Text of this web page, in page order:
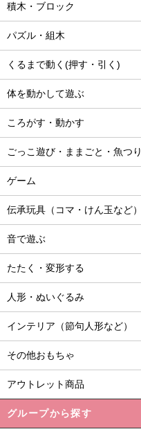
積木・ブロック
パズル・組木
くるまで動く(押す・引く)
体を動かして遊ぶ
ころがす・動かす
ごっこ遊び・ままごと・魚つり
ゲーム
伝承玩具（コマ・けん玉など）
音で遊ぶ
たたく・変形する
人形・ぬいぐるみ
インテリア（節句人形など）
その他おもちゃ
アウトレット商品
グループから探す